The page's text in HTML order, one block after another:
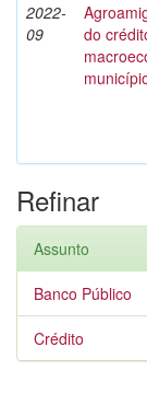
2022-
09
do
Refinar
Assunto
Banco Público
Crédito